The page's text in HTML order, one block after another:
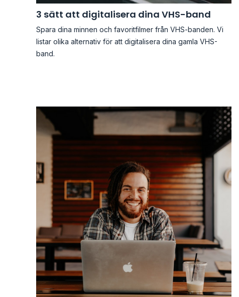
3 sätt att digitalisera dina VHS-band
Spara dina minnen och favoritfilmer från VHS-banden. Vi
listar olika alternativ för att digitalisera dina gamla VHS-
band.